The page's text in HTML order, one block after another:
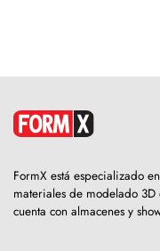
FormX está especializado
materiales de modelado
cuenta con almacenes y